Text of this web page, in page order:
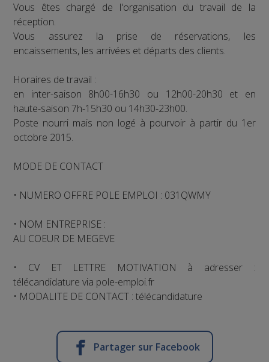
Vous êtes chargé de l'organisation du travail de la
réception.
Vous assurez la prise de réservations, les
encaissements, les arrivées et départs des clients.
Horaires de travail :
en inter-saison 8h00-16h30 ou 12h00-20h30 et en
haute-saison 7h-15h30 ou 14h30-23h00.
Poste nourri mais non logé à pourvoir à partir du 1er
octobre 2015.
MODE DE CONTACT
• NUMERO OFFRE POLE EMPLOI : 031QWMY
• NOM ENTREPRISE :
AU COEUR DE MEGEVE
• CV ET LETTRE MOTIVATION à adresser :
télécandidature via pole-emploi.fr
• MODALITE DE CONTACT : télécandidature
Partager sur Facebook